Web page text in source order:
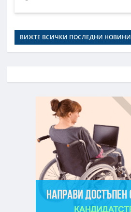
ВИЖТЕ ВСИЧКИ ПОСЛЕДНИ НОВИНИ